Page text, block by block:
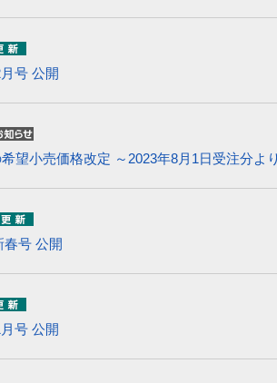
号 公開
望小売価格改定 ～2023年8月1日受注分よ
春号 公開
号 公開